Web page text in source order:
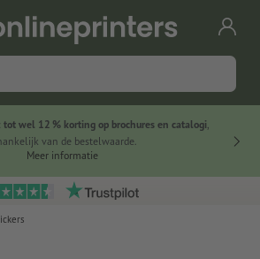
tot wel 12 % korting op brochures en catalogi,
van de bestelwaarde.
Meer informatie